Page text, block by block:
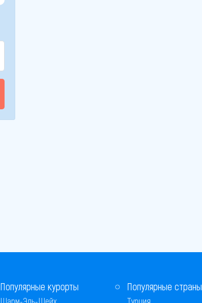
Популярные курорты Популярные страны